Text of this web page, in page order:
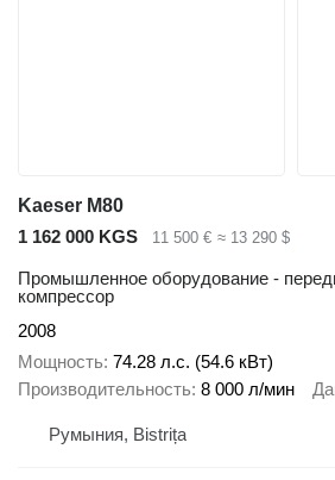
Kaeser M80
1 162 000 KGS
11 500 € ≈ 13 290 $
Промышленное оборудование -
компрессор
2008
Мощность 74.28 л.с. (54.6 кВт)
Производительность 8 000 л/мин
Румыния, Bistrița